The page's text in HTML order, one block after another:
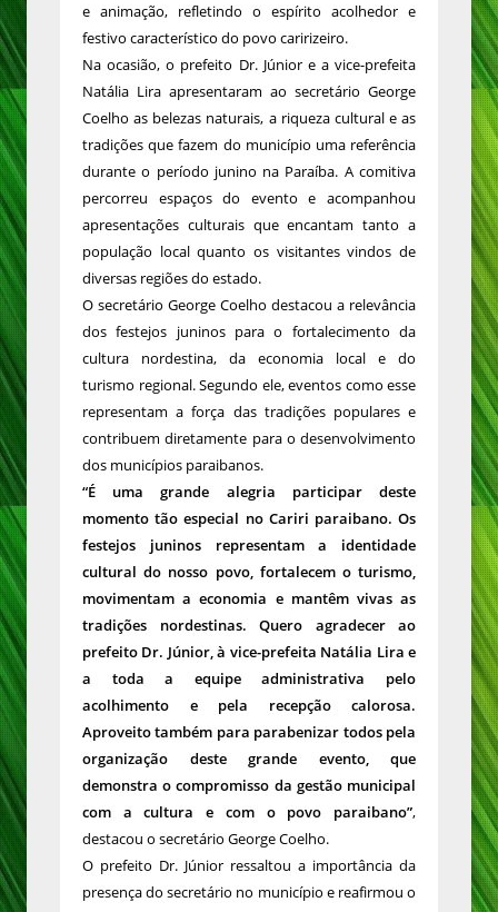
e animação, refletindo o espírito acolhedor e
festivo característico do povo caririzeiro.
Na ocasião, o prefeito Dr. Júnior e a vice-prefeita
Natália Lira apresentaram ao secretário George
Coelho as belezas naturais, a riqueza cultural e as
tradições que fazem do município uma referência
durante o período junino na Paraíba. A comitiva
percorreu espaços do evento e acompanhou
apresentações culturais que encantam tanto a
população local quanto os visitantes vindos de
diversas regiões do estado.
O secretário George Coelho destacou a relevância
dos festejos juninos para o fortalecimento da
cultura nordestina, da economia local e do
turismo regional. Segundo ele, eventos como esse
representam a força das tradições populares e
contribuem diretamente para o desenvolvimento
dos municípios paraibanos.
“É uma grande alegria participar deste
momento tão especial no Cariri paraibano. Os
festejos juninos representam a identidade
cultural do nosso povo, fortalecem o turismo,
movimentam a economia e mantêm vivas as
tradições nordestinas. Quero agradecer ao
prefeito Dr. Júnior, à vice-prefeita Natália Lira e
a toda a equipe administrativa pelo
acolhimento e pela recepção calorosa.
Aproveito também para parabenizar todos pela
organização deste grande evento, que
demonstra o compromisso da gestão municipal
com a cultura e com o povo paraibano”,
destacou o secretário George Coelho.
O prefeito Dr. Júnior ressaltou a importância da
presença do secretário no município e reafirmou o